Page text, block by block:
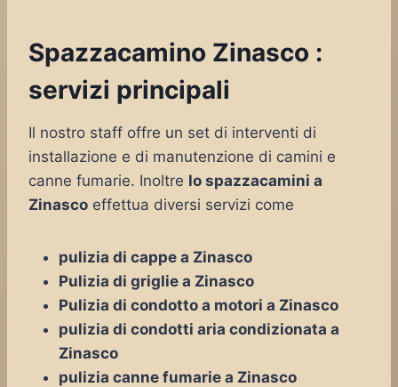
Spazzacamino Zinasco :
servizi principali
Il nostro staff offre un set di interventi di
installazione e di manutenzione di camini e
canne fumarie. Inoltre lo spazzacamini a
Zinasco effettua diversi servizi come
pulizia di cappe a Zinasco
Pulizia di griglie a Zinasco
Pulizia di condotto a motori a Zinasco
pulizia di condotti aria condizionata a
Zinasco
pulizia canne fumarie a Zinasco